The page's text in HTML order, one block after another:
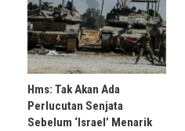
Hms: Tak Akan Ada
Perlucutan Senjata
Sebelum ‘Israel’ Menarik